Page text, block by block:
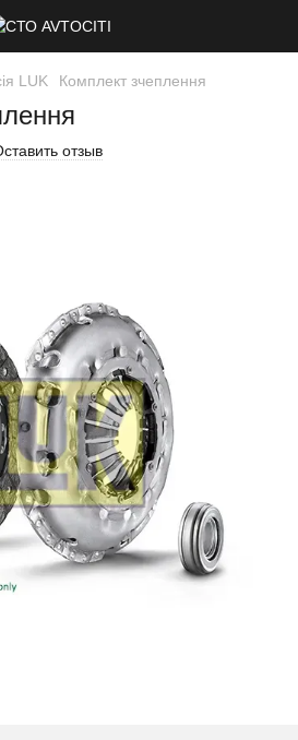
LUK Комплект зчеплення
отзыв